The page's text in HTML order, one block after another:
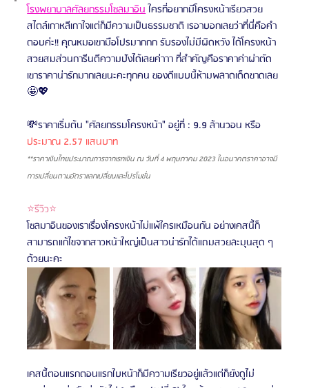
โรงพยาบาลศัลยกรรมโซลมาอินใครที่อยากมีโครงหน้าเรียวสวย
สไตล์เกาหลีเกาใจแต่ก็มีความเป็นธรรมชาติ เรอาบอกเลยว่าที่นี่คือคำ
ตอบค่ะ!! คุณหมอเขามือโปรมากกก รับรองไม่มีผิดหวัง ได้โครงหน้า
สวยสมส่วนการีนตีความปังได้เลยค่าาา ที่สำคัญคือราคาค่าผ่าตัด
เขาราคาน่ารักมากเลยนะคะทุกคน ของดีแบบนี้ห้ามพลาดเด็ดขาดเลย
🤩💖
💸ราคาเริ่มต้น "ศัลยกรรมโครงหน้า" อยู่ที่ : 9.9 ล้านวอน หรือ
ประมาณ 2.57 แสนบาท
**ราคาเงินไทยประมาณการจากเรทเงิน ณ วันที่ 4 พฤษภาคม 2023 ในอนาคตราคาอาจมี
การเปลี่ยนตามอัตราแลกเปลี่ยนและโปรโมชั่น
⭐รีวิว⭐
โซลมาอินของเราเรื่องโครงหน้าไม่แพ้ใครเหมือนกัน อย่างเคสนี้ก็
สามารถแก้ไขจากสาวหน้าใหญ่เป็นสาวน่ารักได้แถมสวยละมุนสุด ๆ
ด้วยนะคะ
เคสนี้ตอนแรกตอนแรกใบหน้าก็มีความเรียวอยู่แล้วแต่ก็ยังดูไม่